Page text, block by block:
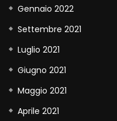
Gennaio 2022
Settembre 2021
Luglio 2021
Giugno 2021
Maggio 2021
Aprile 2021